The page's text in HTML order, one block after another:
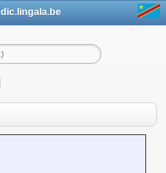
dic.lingala.be